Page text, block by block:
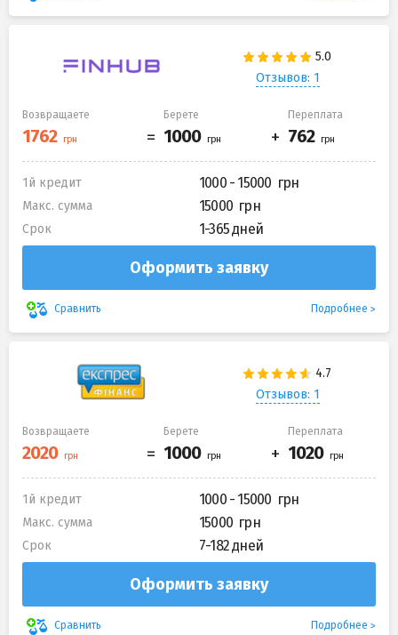
Отзывов: 1
Возвращаете Берете Переплата
1й кредит 1000 - 15000
Макс. сумма 15000
Срок 1-365 дней
Оформить заявку
Сравнить Подробнее
Отзывов: 1
Возвращаете Берете Переплата
1й кредит 1000 - 15000
Макс. сумма 15000
Срок 7-182 дней
Оформить заявку
Сравнить Подробнее